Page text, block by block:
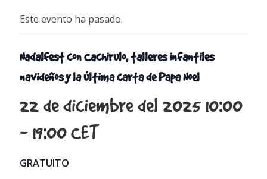
Este evento ha pasado.
Nadalfest con Cachirulo, talleres infantiles
navideños y la última carta de Papa Noel
22 de diciembre del 2025 10:00
- 19:00CET
GRATUITO